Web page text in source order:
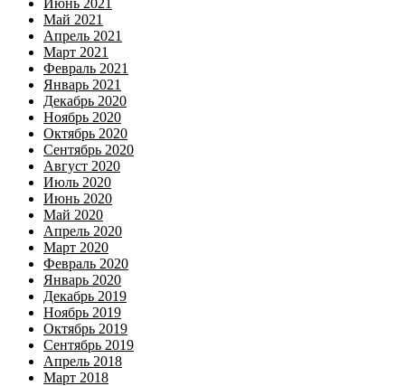
Май 2021
Апрель 2021
Март 2021
Февраль 2021
Январь 2021
Декабрь 2020
Ноябрь 2020
Октябрь 2020
Сентябрь 2020
Август 2020
Июль 2020
Июнь 2020
Май 2020
Апрель 2020
Март 2020
Февраль 2020
Январь 2020
Декабрь 2019
Ноябрь 2019
Октябрь 2019
Сентябрь 2019
Апрель 2018
Март 2018